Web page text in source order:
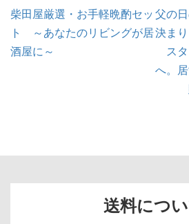
投
稿
ナ
ビ
ゲ
柴田屋厳選・お手軽晩酌セッ
ト ～あなたのリビングが居
酒屋に～
父の
決ま
ス
へ。
送料につ